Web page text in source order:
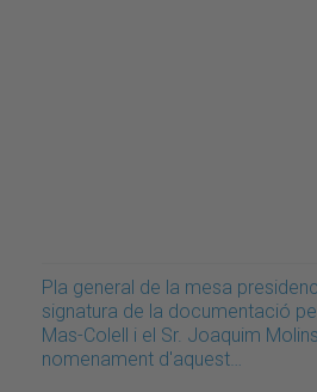
Pla general de la mesa
signatura de la documentació
Mas-Colell i el Sr. Joaquim
nomenament d'aquest…